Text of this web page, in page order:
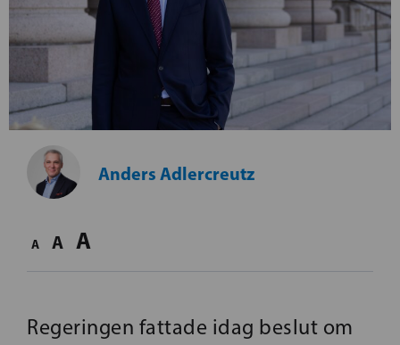
Anders Adlercreutz
A A A
Regeringen fattade idag beslut om